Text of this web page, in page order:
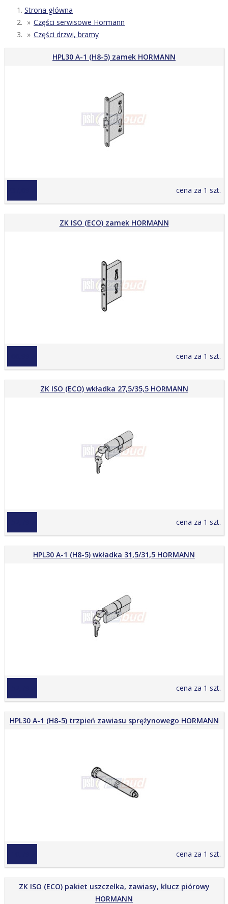
Strona główna
Części serwisowe Hormann
Części drzwi, bramy
HPL30 A-1 (H8-5) zamek HORMANN
cena za 1 szt.
ZK ISO (ECO) zamek HORMANN
cena za 1 szt.
ZK ISO (ECO) wkładka 27,5/35,5 HORMANN
cena za 1 szt.
HPL30 A-1 (H8-5) wkładka 31,5/31,5 HORMANN
cena za 1 szt.
HPL30 A-1 (H8-5) trzpień zawiasu sprężynowego HORMANN
cena za 1 szt.
ZK ISO (ECO) pakiet uszczelka, zawiasy, klucz piórowy
HORMANN